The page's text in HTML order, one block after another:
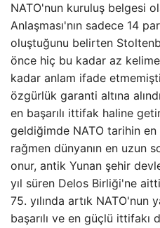
NATO'nun kuruluş belgesi
Anlaşması'nın sadece 14
oluştuğunu belirten
önce hiç bu kadar az
kadar anlam ifade
özgürlük garanti altına
en başarılı ittifak haline
geldiğimde NATO tarihin en
rağmen dünyanın en uzun
onur, antik Yunan şehir
yıl süren Delos Birliği'ne
75. yılında artık NATO'nun
başarılı ve en güçlü ittifakı